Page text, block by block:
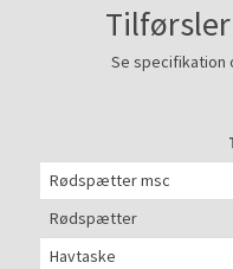
Se specifikation
Rødspætter msc
Rødspætter
Havtaske